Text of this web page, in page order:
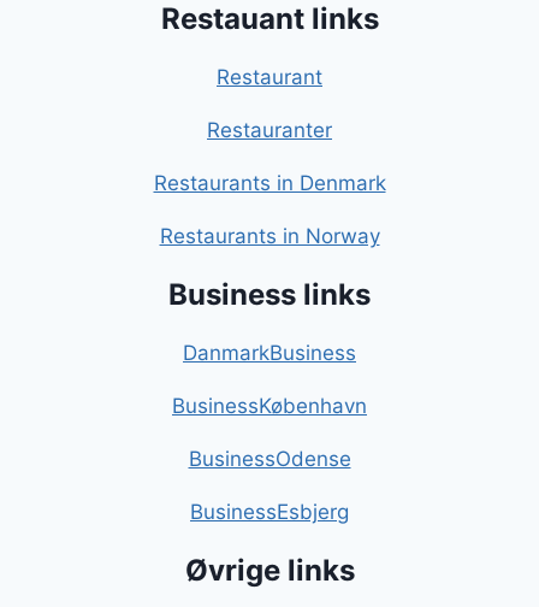
Restauant links
Restaurant
Restauranter
Restaurants in Denmark
Restaurants in Norway
Business links
DanmarkBusiness
BusinessKøbenhavn
BusinessOdense
BusinessEsbjerg
Øvrige links